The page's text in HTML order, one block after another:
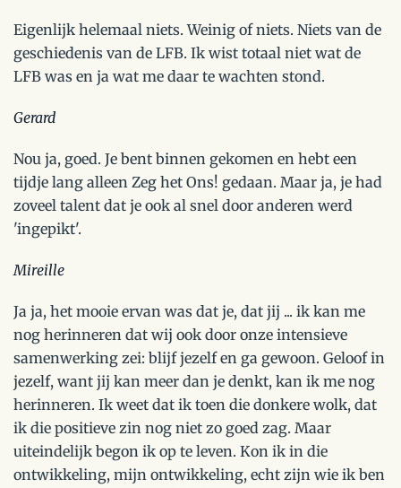
Eigenlijk helemaal niets. Weinig of niets. Niets van de
geschiedenis van de LFB. Ik wist totaal niet wat de
LFB was en ja wat me daar te wachten stond.
Gerard
Nou ja, goed. Je bent binnen gekomen en hebt een
tijdje lang alleen Zeg het Ons! gedaan. Maar ja, je had
zoveel talent dat je ook al snel door anderen werd
'ingepikt'.
Mireille
Ja ja, het mooie ervan was dat je, dat jij ... ik kan me
nog herinneren dat wij ook door onze intensieve
samenwerking zei: blijf jezelf en ga gewoon. Geloof in
jezelf, want jij kan meer dan je denkt, kan ik me nog
herinneren. Ik weet dat ik toen die donkere wolk, dat
ik die positieve zin nog niet zo goed zag. Maar
uiteindelijk begon ik op te leven. Kon ik in die
ontwikkeling, mijn ontwikkeling, echt zijn wie ik ben